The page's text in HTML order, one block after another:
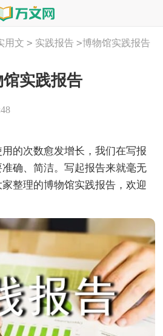
用文 > 实践报告 >博物馆实践报告
实践报告
次数愈发增长，我们在写报
确、简洁。写起报告来就毫无
整理的博物馆实践报告，欢迎